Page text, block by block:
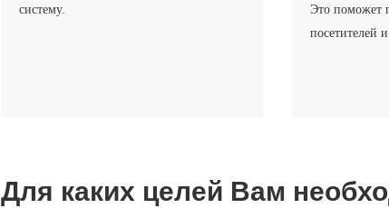
систему.
Это поможет
посетителей
Для каких целей Вам